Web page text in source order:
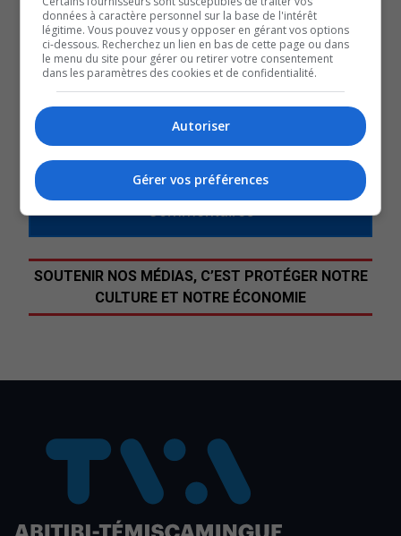
lancée.
Le précédent record de la plus longue saison de
bouillage s’est étendu jusqu’au 8 mai.
Reste à voir si cette année 2025 en sera une de tous les
records.
QUESTION DU JOUR
Commentaires
SOUTENIR NOS MÉDIAS, C’EST PROTÉGER NOTRE
CULTURE ET NOTRE ÉCONOMIE
données à caractère personnel sur la base de l'intérêt
légitime. Vous pouvez vous y opposer en gérant vos options
ci-dessous. Recherchez un lien en bas de cette page ou dans
le menu du site pour gérer ou retirer votre consentement
dans les paramètres des cookies et de confidentialité.
Autoriser
Gérer vos préférences